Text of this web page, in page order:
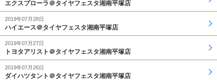
エクスプローラ＠タイヤフェスタ湘南平塚店
2019年07月28日
ハイエース＠タイヤフェスタ湘南平塚店
2019年07月27日
トヨタアリスト＠タイヤフェスタ湘南平塚店
2019年07月26日
ダイハツタント＠タイヤフェスタ湘南平塚店